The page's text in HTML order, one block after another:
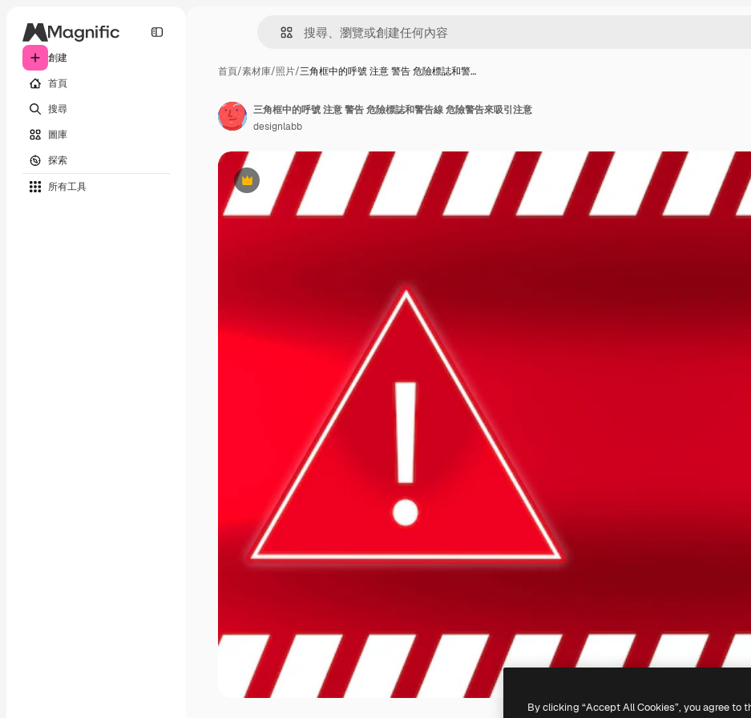
創建
首頁
搜尋
圖庫
探索
所有工具
首頁/素材庫/照片/三角框中的呼號 注意 警告 危險標誌和警…
Premium
三角框中的呼號 注意 警告 危險標誌和警告線 危險警告來吸引注意
designlabb
By clicking “Accept All Cookies”, you agree